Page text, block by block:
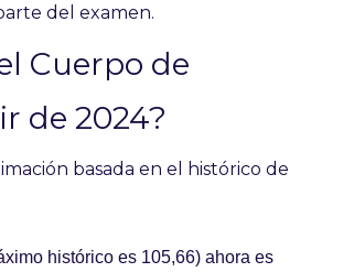
del examen.
Cuerpo de
de 2024?
basada en el histórico de
histórico es 105,66) ahora es